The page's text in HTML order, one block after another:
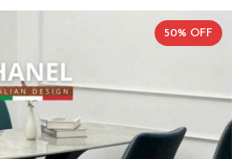
50% OFF